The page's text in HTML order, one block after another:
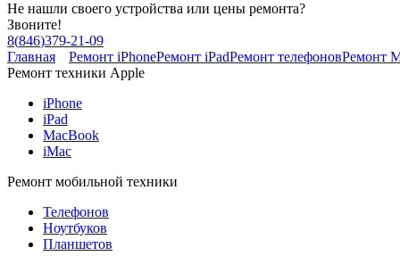
Не нашли своего устройства или цены ремонта?
Звоните!
8(846)379-21-09
Главная
Ремонт iPhoneРемонт iPadРемонт телефоновРемонт
Ремонт техники Apple
iPhone
iPad
MacBook
iMac
Ремонт мобильной техники
Телефонов
Ноутбуков
Планшетов